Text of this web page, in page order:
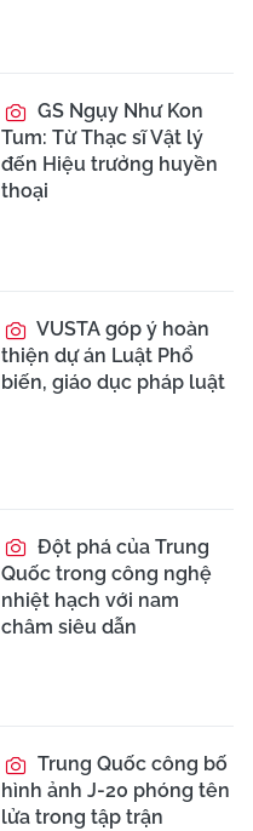
GS Ngụy Như Kon
Tum: Từ Thạc sĩ Vật lý
đến Hiệu trưởng huyền
thoại
VUSTA góp ý hoàn
thiện dự án Luật Phổ
biến, giáo dục pháp luật
Đột phá của Trung
Quốc trong công nghệ
nhiệt hạch với nam
châm siêu dẫn
Trung Quốc công bố
hình ảnh J-20 phóng tên
lửa trong tập trận